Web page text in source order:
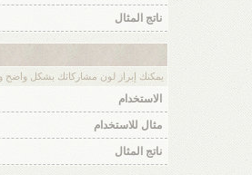
ناتج المثال
يمكنك إبراز لون مشاركاتك بشكل واضح
الاستخدام
مثال للاستخدام
ناتج المثال